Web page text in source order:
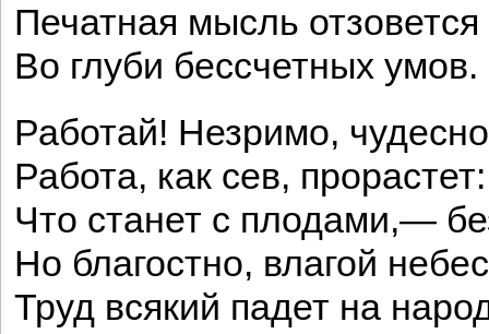
Печатная мысль отзовется
Во глуби бессчетных умов.
Работай! Незримо, чудесно
Работа, как сев, прорастет:
Что станет с плодами,—
Но благостно, влагой
Труд всякий падет на